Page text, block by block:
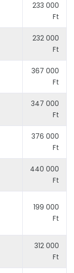
233 000
Ft
232 000
Ft
367 000
Ft
347 000
Ft
376 000
Ft
440 000
Ft
199 000
Ft
312 000
Ft